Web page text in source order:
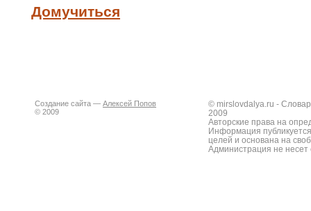
Домучиться
Создание сайта — Алексей Попов
© 2009
© mirslovdalya.ru -
2009
Авторские права на
Информация
целей и основана на
Администрация не несет